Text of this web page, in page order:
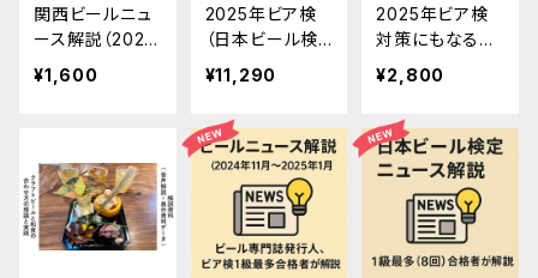
関西ビールニュ
ース解説（2025
年9月28日実
施）
¥1,600
2025年ビア検
（日本ビール検
定）対策用ニュ
ース解説全4回
セット
¥11,290
2025年ビア検
対策にもなる
「ビールニュース
解説」ニュース
一覧＋録音デー
タ（2025年8月2
4日実施、2025
年2〜4月分）
¥2,800